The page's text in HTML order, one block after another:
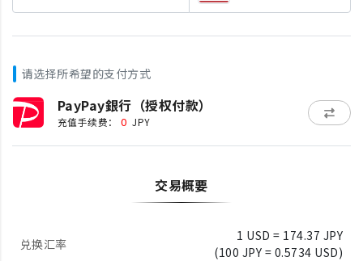
请选择所希望的支付方式
PayPay銀行（授权付款）
充值手续费： 0 JPY
交易概要
兑换汇率
1 USD = 174.37 JPY
(100 JPY = 0.5734 USD)